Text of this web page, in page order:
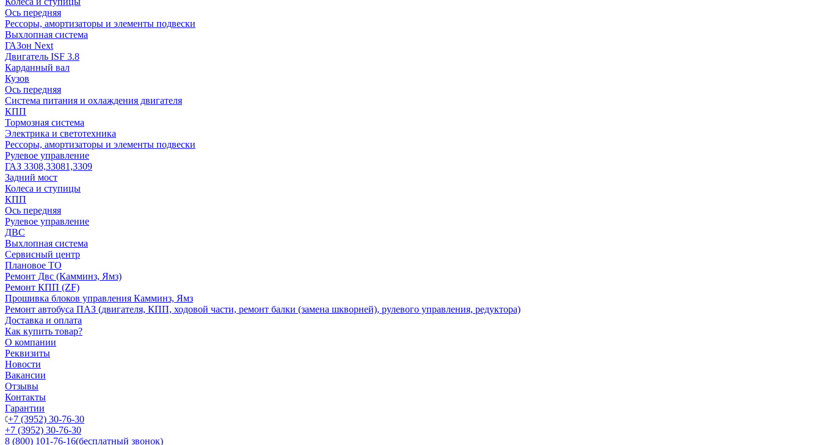
Ось передняя
Рессоры, амортизаторы и элементы подвески
Выхлопная система
ГАЗон Next
Двигатель ISF 3.8
Карданный вал
Кузов
Ось передняя
Система питания и охлаждения двигателя
КПП
Тормозная система
Электрика и светотехника
Рессоры, амортизаторы и элементы подвески
Рулевое управление
ГАЗ 3308,33081,3309
Задний мост
Колеса и ступицы
КПП
Ось передняя
Рулевое управление
ДВС
Выхлопная система
Сервисный центр
Плановое ТО
Ремонт Двс (Камминз, Ямз)
Ремонт КПП (ZF)
Прошивка блоков управления Камминз, Ямз
Ремонт автобуса ПАЗ (двигателя, КПП, ходовой части, ремонт балки (замена шкворней), рулевого управления, редуктора)
Доставка и оплата
Как купить товар?
О компании
Реквизиты
Новости
Вакансии
Отзывы
Контакты
Гарантии
+7 (3952) 30-76-30
+7 (3952) 30-76-30
8 (800) 101-76-16(бесплатный звонок)